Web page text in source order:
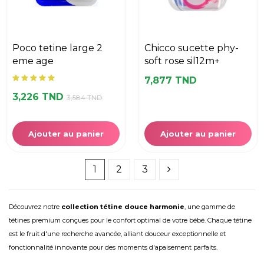
poco tetine large 2
eme age
3,226 TND 3,584 TND
Ajouter au panier
chicco sucette phy-
soft rose sil12m+
7,877 TND
Ajouter au panier
1 2 3
Découvrez notre collection tétine douce harmonie, une gamme de
tétines premium conçues pour le confort optimal de votre bébé. Chaque tétine
est le fruit d'une recherche avancée, alliant douceur exceptionnelle et
fonctionnalité innovante pour des moments d'apaisement parfaits.